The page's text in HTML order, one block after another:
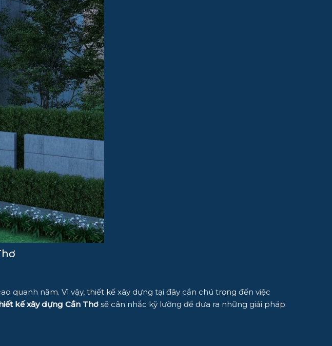
quanh năm. Vì vậy, thiết kế xây dựng tại đây cần chú trọng đến việc
kế xây dựng Cần Thơ sẽ cân nhắc kỹ lưỡng để đưa ra những giải pháp